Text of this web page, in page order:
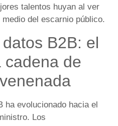
talentos huyan al ver
del escarnio público.
B2B: el
cadena de
ha evolucionado hacia el
Los